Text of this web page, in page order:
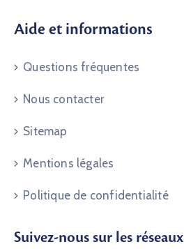
Aide et informations
Questions fréquentes
Nous contacter
Sitemap
Mentions légales
Politique de confidentialité
Suivez-nous sur les réseaux